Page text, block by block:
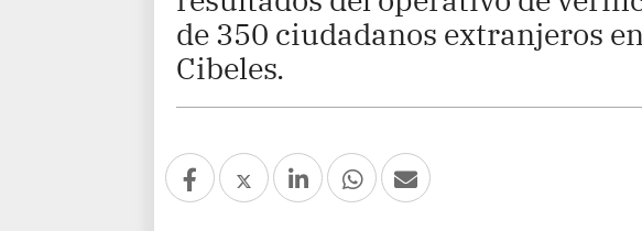
de 350 ciudadanos extranjeros
Cibeles.